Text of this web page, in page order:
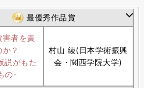
最優秀作品賞
害者を責
？
説がもた
の-
村山 綾(日本学術振興
会・関西学院大学)